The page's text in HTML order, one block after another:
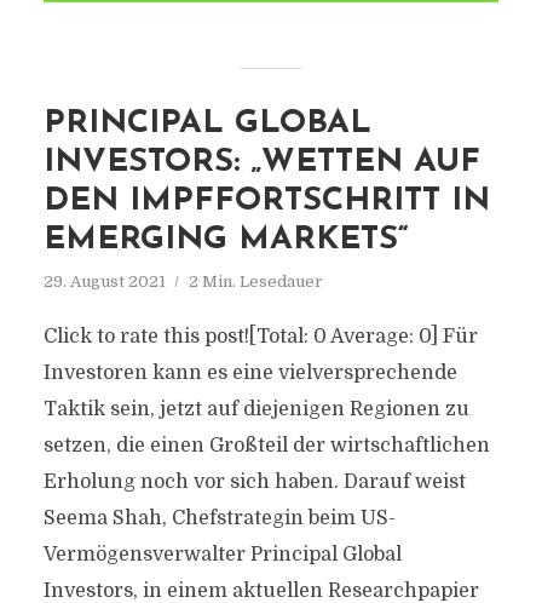
PRINCIPAL GLOBAL
INVESTORS: „WETTEN AUF
DEN IMPFFORTSCHRITT IN
EMERGING MARKETS“
29. August 2021 2 Min. Lesedauer
Click to rate this post![Total: 0 Average: 0] Für
Investoren kann es eine vielversprechende
Taktik sein, jetzt auf diejenigen Regionen zu
setzen, die einen Großteil der wirtschaftlichen
Erholung noch vor sich haben. Darauf weist
Seema Shah, Chefstrategin beim US-
Vermögensverwalter Principal Global
Investors, in einem aktuellen Researchpapier